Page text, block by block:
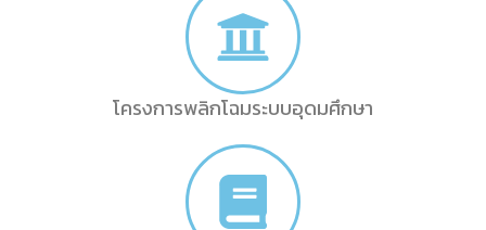
โครงการพลิกโฉมระบบอุดมศึกษา